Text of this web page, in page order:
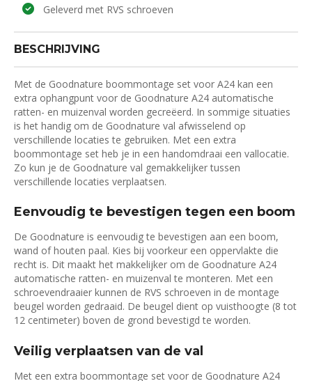
Geleverd met RVS schroeven
BESCHRIJVING
Met de Goodnature boommontage set voor A24 kan een
extra ophangpunt voor de Goodnature A24 automatische
ratten- en muizenval worden gecreëerd. In sommige situaties
is het handig om de Goodnature val afwisselend op
verschillende locaties te gebruiken. Met een extra
boommontage set heb je in een handomdraai een vallocatie.
Zo kun je de Goodnature val gemakkelijker tussen
verschillende locaties verplaatsen.
Eenvoudig te bevestigen tegen een boom
De Goodnature is eenvoudig te bevestigen aan een boom,
wand of houten paal. Kies bij voorkeur een oppervlakte die
recht is. Dit maakt het makkelijker om de Goodnature A24
automatische ratten- en muizenval te monteren. Met een
schroevendraaier kunnen de RVS schroeven in de montage
beugel worden gedraaid. De beugel dient op vuisthoogte (8 tot
12 centimeter) boven de grond bevestigd te worden.
Veilig verplaatsen van de val
Met een extra boommontage set voor de Goodnature A24